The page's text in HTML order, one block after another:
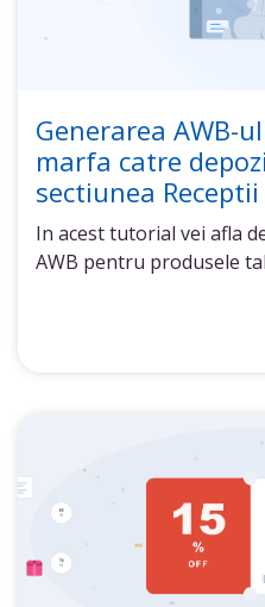
Generarea AWB-
marfa catre
sectiunea Receptii
In acest tutorial vei afla
AWB pentru produsele